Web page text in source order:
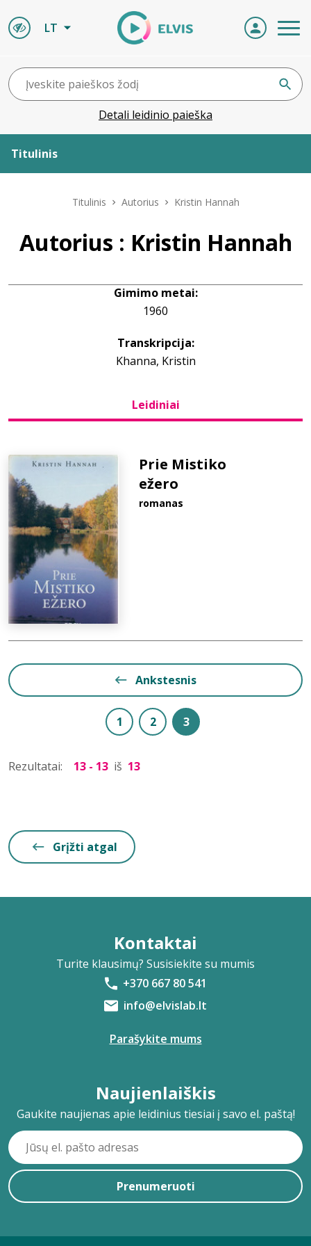
LT
Detali leidinio paieška
Titulinis
Leidiniai
info@elvislab.lt
Titulinis Autorius Kristin Hannah
Autorius : Kristin Hannah
Gimimo metai:
1960
Transkripcija:
Khanna, Kristin
Leidiniai
Prie Mistiko
ežero
romanas
Ankstesnis
1 2 3
Rezultatai: 13 - 13 iš 13
Grįžti atgal
Kontaktai
Turite klausimų? Susisiekite su mumis
+370 667 80 541
info@elvislab.lt
Parašykite mums
Naujienlaiškis
Gaukite naujienas apie leidinius tiesiai į savo el. paštą!
Prenumeruoti